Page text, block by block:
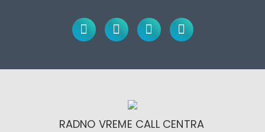
RADNO VREME CALL CENTRA